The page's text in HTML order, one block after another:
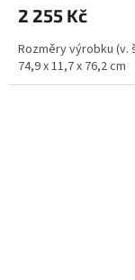
2 255 Kč
Rozměry výrobku (v.
74,9 x 11,7 x 76,2 cm